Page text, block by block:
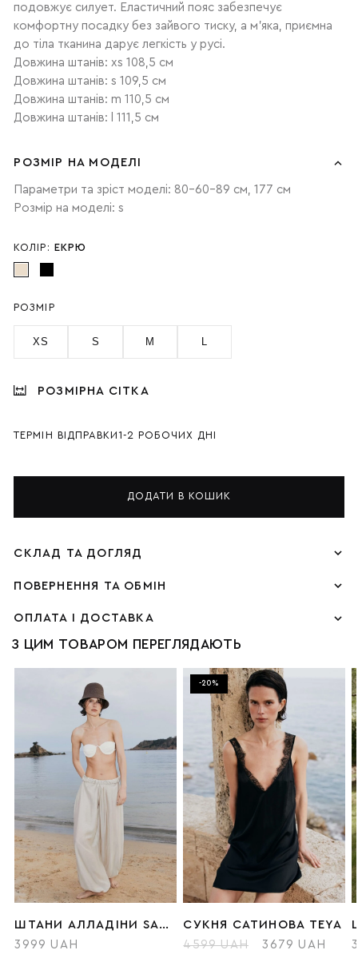
подовжує силует. Еластичний пояс забезпечує
комфортну посадку без зайвого тиску, а м’яка, приємна
до тіла тканина дарує легкість у русі.
Довжина штанів: xs 108,5 см
Довжина штанів: s 109,5 см
Довжина штанів: m 110,5 см
Довжина штанів: l 111,5 см
РОЗМІР НА МОДЕЛІ
Параметри та зріст моделі: 80-60-89 см, 177 см
Розмір на моделі: s
КОЛІР: ЕКРЮ
РОЗМІР
XS S M L
РОЗМІРНА СІТКА
ТЕРМІН ВІДПРАВКИ 1-2 РОБОЧИХ ДНІ
ДОДАТИ В КОШИК
СКЛАД ТА ДОГЛЯД
ПОВЕРНЕННЯ ТА ОБМІН
ОПЛАТА І ДОСТАВКА
З ЦИМ ТОВАРОМ ПЕРЕГЛЯДАЮТЬ
ШТАНИ АЛЛАДІНИ SAHARA
3999 UAH
-20%
СУКНЯ САТИНОВА TEYA
4599 UAH
3679 UAH